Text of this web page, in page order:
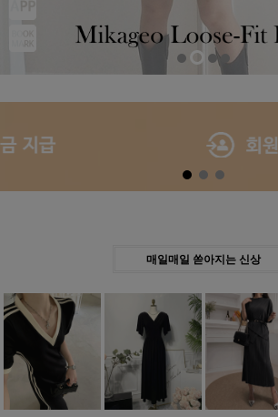
Previous
매일매일 쏟아지는 신상